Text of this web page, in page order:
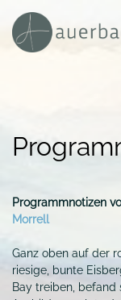
Inhalt
springen
Programmnotizen
Morrell
Ganz oben auf der
riesige, bunte
Bay treiben, befand